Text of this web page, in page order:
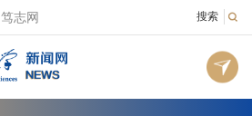
搜索
笃志网